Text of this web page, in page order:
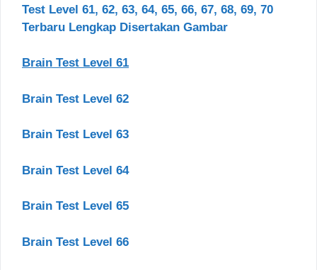
Test Level 61, 62, 63, 64, 65, 66, 67, 68, 69, 70
Terbaru Lengkap Disertakan Gambar
Brain Test Level 61
Brain Test Level 62
Brain Test Level 63
Brain Test Level 64
Brain Test Level 65
Brain Test Level 66